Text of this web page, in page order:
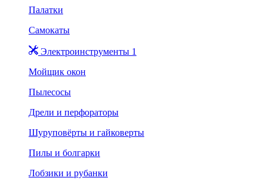
Палатки
Самокаты
Электроинструменты 1
Мойщик окон
Пылесосы
Дрели и перфораторы
Шуруповёрты и гайковерты
Пилы и болгарки
Лобзики и рубанки